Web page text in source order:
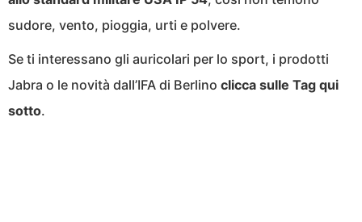
sudore, vento, pioggia, urti e polvere.
Se ti interessano gli auricolari per lo sport, i prodotti
Jabra o le novità dall’IFA di Berlino clicca sulle Tag qui
sotto.